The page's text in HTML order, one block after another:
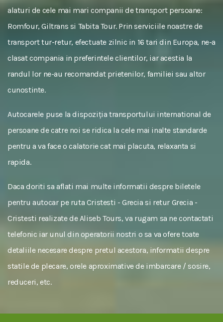
alaturi de cele mai mari companii de transport persoane:
Romfour, Giltrans si Tabita Tour. Prin serviciile noastre de
transport tur-retur, efectuate zilnic in 16 tari din Europa, ne-a
clasat compania in preferintele clientilor, iar acestia la
randul lor ne-au recomandat prietenilor, familiei sau altor
cunostinte.
Autocarele puse la dispoziția transportului international de
persoane de catre noi se ridica la cele mai inalte standarde
pentru a va face o calatorie cat mai placuta, relaxanta si
rapida.
Daca doriti sa aflati mai multe informatii despre biletele
pentru autocar pe ruta Cristesti - Grecia si retur Grecia -
Cristesti realizate de Aliseb Tours, va rugam sa ne contactati
telefonic iar unul din operatorii nostri o sa va ofere toate
detaliile necesare despre pretul acestora, informatii despre
statile de plecare, orele aproximative de imbarcare / sosire,
reduceri, etc.